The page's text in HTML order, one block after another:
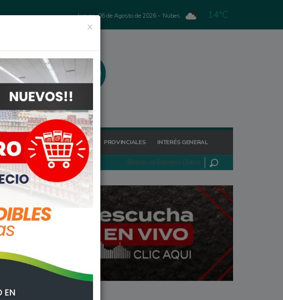
Jueves, 06 de Agosto de 2026 - Nubes 14°C
POLICIALES REGIONALES PROVINCIALES INTERÉS GENERAL
×